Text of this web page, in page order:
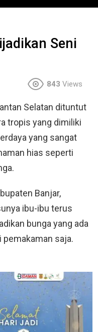
Seni
843 Views
Selatan dituntut
tropis yang dimiliki
yang sangat
hias seperti
Banjar,
ibu-ibu terus
bunga yang ada
pemakaman saja.